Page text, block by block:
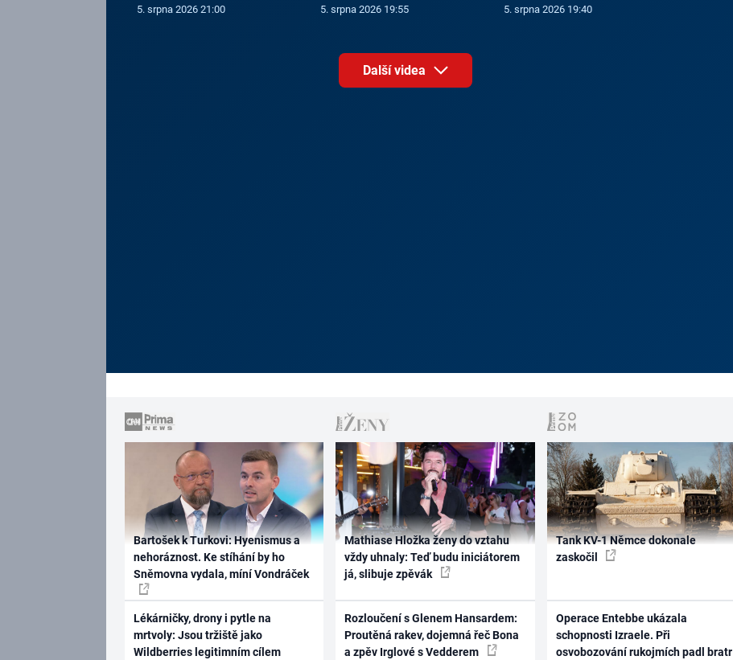
5. srpna 2026 21:00 5. srpna 2026 19:55 5. srpna 2026 19:40
Další videa
Bartošek k Turkovi: Hyenismus a
nehoráznost. Ke stíhání by ho
Sněmovna vydala, míní Vondráček
Lékárničky, drony i pytle na
mrtvoly: Jsou tržiště jako
Wildberries legitimním cílem
Mathiase Hložka ženy do vztahu
vždy uhnaly: Teď budu iniciátorem
já, slibuje zpěvák
Rozloučení s Glenem Hansardem:
Proutěná rakev, dojemná řeč Bona
a zpěv Irglové s Vedderem
Tank KV-1 Němce dokonale
zaskočil
Operace Entebbe ukázala
schopnosti Izraele. Při
osvobozování rukojmích padl bratr